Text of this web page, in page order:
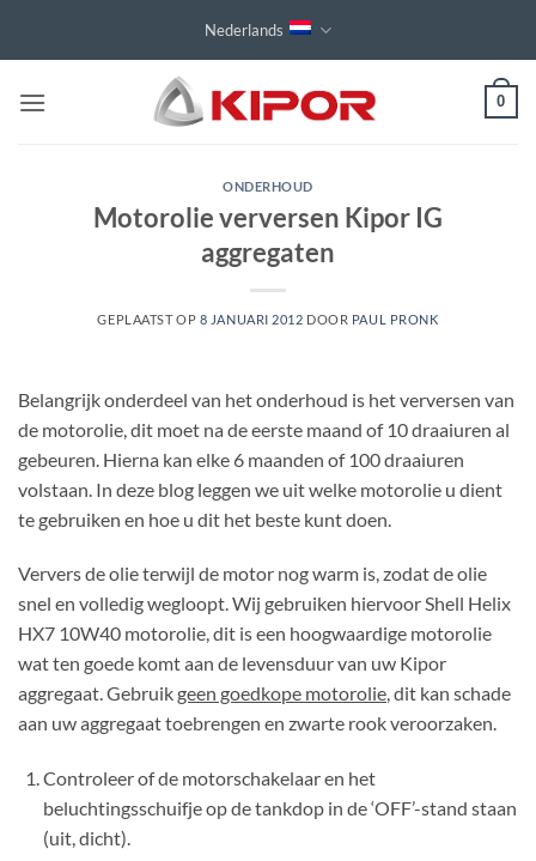
Nederlands
0
ONDERHOUD
Motorolie verversen Kipor IG
aggregaten
GEPLAATST OP 8 JANUARI 2012 DOOR PAUL PRONK
Belangrijk onderdeel van het onderhoud is het verversen van
de motorolie, dit moet na de eerste maand of 10 draaiuren al
gebeuren. Hierna kan elke 6 maanden of 100 draaiuren
volstaan. In deze blog leggen we uit welke motorolie u dient
te gebruiken en hoe u dit het beste kunt doen.
Ververs de olie terwijl de motor nog warm is, zodat de olie
snel en volledig wegloopt. Wij gebruiken hiervoor Shell Helix
HX7 10W40 motorolie, dit is een hoogwaardige motorolie
wat ten goede komt aan de levensduur van uw Kipor
aggregaat. Gebruikgeen goedkope motorolie, dit kan schade
aan uw aggregaat toebrengen en zwarte rook veroorzaken.
Controleer of de motorschakelaar en het
beluchtingsschuifje op de tankdop in de ‘OFF’-stand staan
(uit, dicht).